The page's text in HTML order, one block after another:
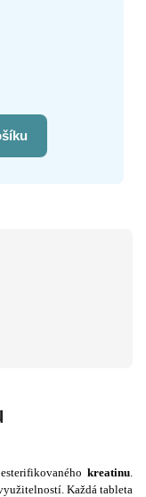
kreatinu
Každá tableta